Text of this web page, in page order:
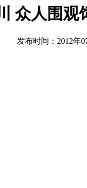
众人围观
发布时间：2012年